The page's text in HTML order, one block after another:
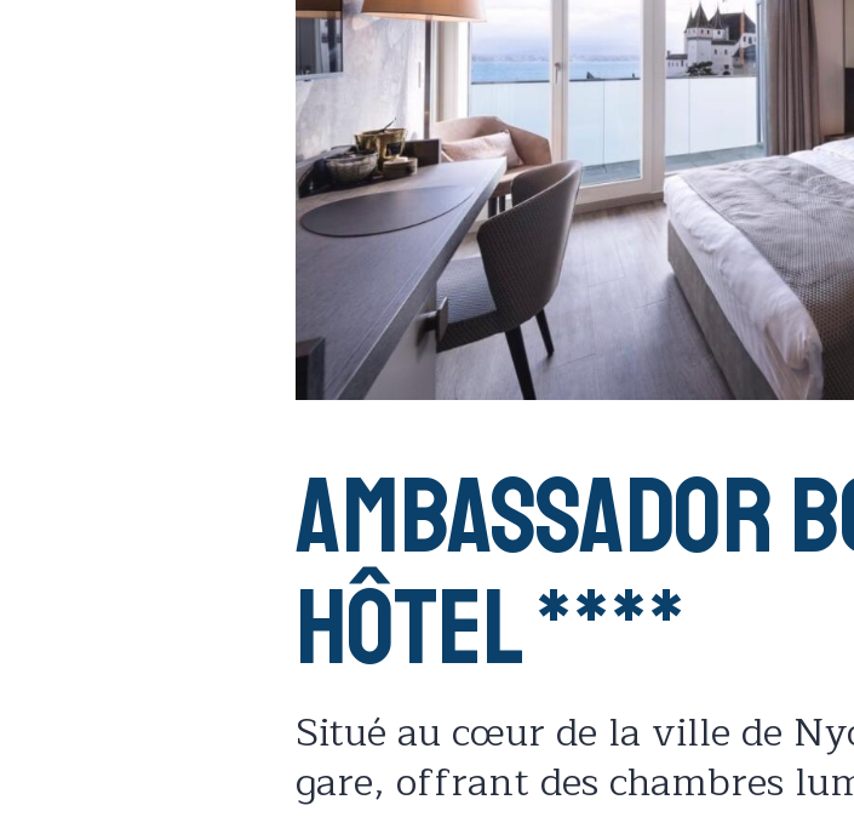
Ambassador
Hôtel ****
Situé au cœur de la ville de
gare, offrant des chambres